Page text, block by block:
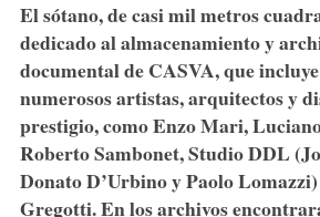
El sótano, de casi mil metros
dedicado alalmacenamiento y
documental de CASVA, que
numerosos artistas, arquitectos y
prestigio, como Enzo Mari,
Roberto Sambonet, Studio DDL
Donato D’Urbino y Paolo
Gregotti. En los archivos